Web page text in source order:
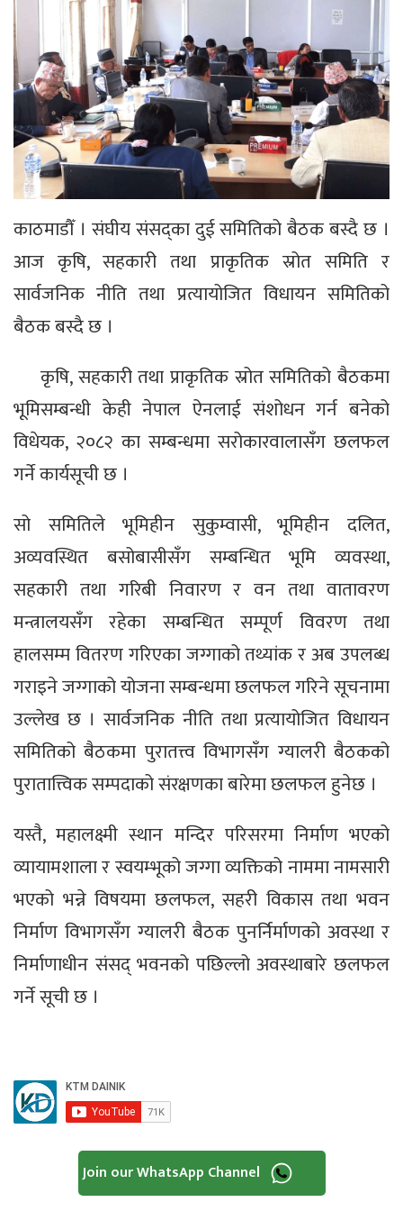
काठमाडौँ । संघीय संसद्का दुई समितिको बैठक बस्दै छ ।
आज कृषि, सहकारी तथा प्राकृतिक स्रोत समिति र
सार्वजनिक नीति तथा प्रत्यायोजित विधायन समितिको
बैठक बस्दै छ ।
कृषि, सहकारी तथा प्राकृतिक स्रोत समितिको बैठकमा
भूमिसम्बन्धी केही नेपाल ऐनलाई संशोधन गर्न बनेको
विधेयक, २०८२ का सम्बन्धमा सरोकारवालासँग छलफल
गर्ने कार्यसूची छ ।
सो समितिले भूमिहीन सुकुम्वासी, भूमिहीन दलित,
अव्यवस्थित बसोबासीसँग सम्बन्धित भूमि व्यवस्था,
सहकारी तथा गरिबी निवारण र वन तथा वातावरण
मन्त्रालयसँग रहेका सम्बन्धित सम्पूर्ण विवरण तथा
हालसम्म वितरण गरिएका जग्गाको तथ्यांक र अब उपलब्ध
गराइने जग्गाको योजना सम्बन्धमा छलफल गरिने सूचनामा
उल्लेख छ । सार्वजनिक नीति तथा प्रत्यायोजित विधायन
समितिको बैठकमा पुरातत्त्व विभागसँग ग्यालरी बैठकको
पुरातात्त्विक सम्पदाको संरक्षणका बारेमा छलफल हुनेछ ।
यस्तै, महालक्ष्मी स्थान मन्दिर परिसरमा निर्माण भएको
व्यायामशाला र स्वयम्भूको जग्गा व्यक्तिको नाममा नामसारी
भएको भन्ने विषयमा छलफल, सहरी विकास तथा भवन
निर्माण विभागसँग ग्यालरी बैठक पुनर्निर्माणको अवस्था र
निर्माणाधीन संसद् भवनको पछिल्लो अवस्थाबारे छलफल
गर्ने सूची छ ।
Join our WhatsApp Channel